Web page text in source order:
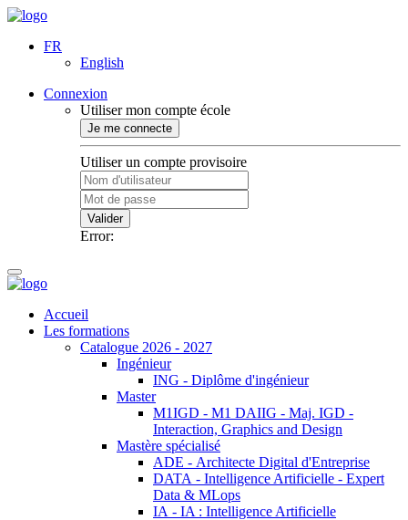
FR
English
Connexion
Utiliser mon compte école
Je me connecte
Utiliser un compte provisoire
Valider
Error:
Accueil
Les formations
Catalogue 2026 - 2027
Ingénieur
ING - Diplôme d'ingénieur
Master
M1IGD - M1 DAIIG - Maj. IGD -
Interaction, Graphics and Design
Mastère spécialisé
ADE - Architecte Digital d'Entreprise
DATA - Intelligence Artificielle - Expert
Data & MLops
IA - IA : Intelligence Artificielle